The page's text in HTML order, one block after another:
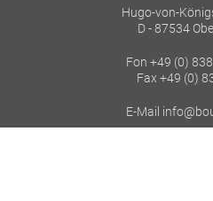
Hugo-von-
D - 87534
Fon +49 (0)
Fax +49 (0)
E-Mail